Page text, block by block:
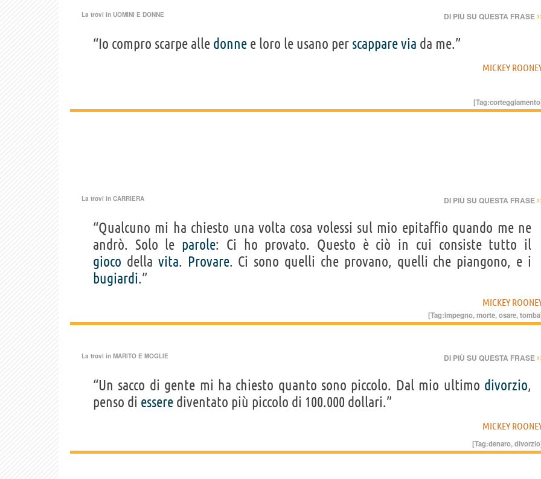
La trovi in UOMINI E DONNE DI PIÙ SU QUESTA FRASE
“Io compro scarpe alle donne e loro le usano per scapparevia da me.”
MICKEY
[Tag:corteggiamento
La trovi in CARRIERA DI PIÙ SU QUESTA FRASE
“Qualcuno mi ha chiesto una volta cosa volessi sul mio epitaffio quando me ne
andrò. Solo le parole: Ci ho provato. Questo è ciò in cui consiste tutto il
gioco della vita. Provare. Ci sono quelli che provano, quelli che piangono, e i
bugiardi.”
MICKEY
[Tag:impegno,morte,osare,tomba
La trovi in MARITO E MOGLIE DI PIÙ SU QUESTA FRASE
“Un sacco di gente mi ha chiesto quanto sono piccolo. Dal mio ultimo divorzio,
penso di essere diventato più piccolo di 100.000 dollari.”
MICKEY
[Tag:denaro,divorzio